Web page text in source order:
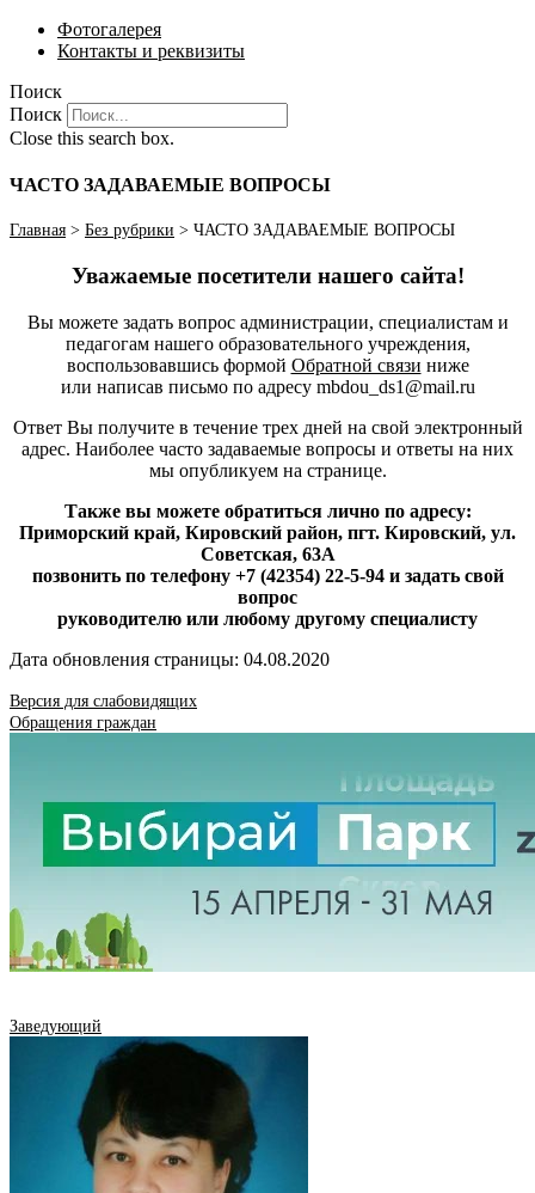
Фотогалерея
Контакты и реквизиты
Поиск
Поиск
Close this search box.
ЧАСТО ЗАДАВАЕМЫЕ ВОПРОСЫ
Главная > Без рубрики > ЧАСТО ЗАДАВАЕМЫЕ ВОПРОСЫ
Уважаемые посетители нашего сайта!
Вы можете задать вопрос администрации, специалистам и
педагогам нашего образовательного учреждения,
воспользовавшись формой Обратной связи ниже
или написав письмо по адресу mbdou_ds1@mail.ru
Ответ Вы получите в течение трех дней на свой электронный
адрес. Наиболее часто задаваемые вопросы и ответы на них
мы опубликуем на странице.
Также вы можете обратиться лично по адресу:
Приморский край, Кировский район, пгт. Кировский, ул.
Советская, 63А
позвонить по телефону +7 (42354) 22-5-94 и задать свой
вопрос
руководителю или любому другому специалисту
Дата обновления страницы: 04.08.2020
Версия для слабовидящих
Обращения граждан
Заведующий